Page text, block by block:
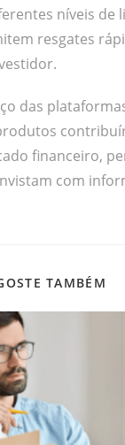
níveis de
resgates
das
financeiro,
com
TAMBÉM